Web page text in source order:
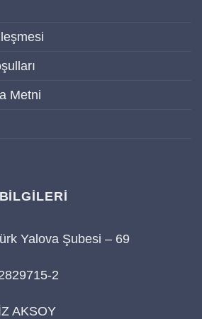
Metni
Yalova Şubesi – 69
2
AKSOY